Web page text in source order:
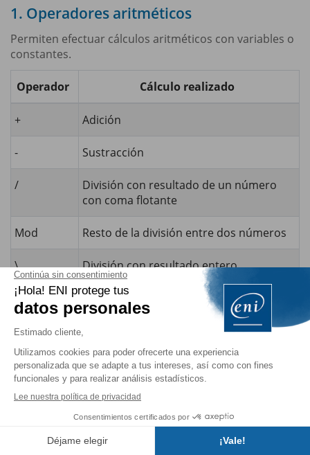
1. Operadores aritméticos
Permiten efectuar cálculos aritméticos con variables o
constantes.
Operador Cálculo realizado
+ Adición
- Sustracción
/
División con resultado de un número
con coma flotante
Mod Resto de la división entre dos números
\ División con resultado entero
* Multiplicación
^
2. Operadores de comparación
Comparan dos valores o dos cadenas de caracteres.